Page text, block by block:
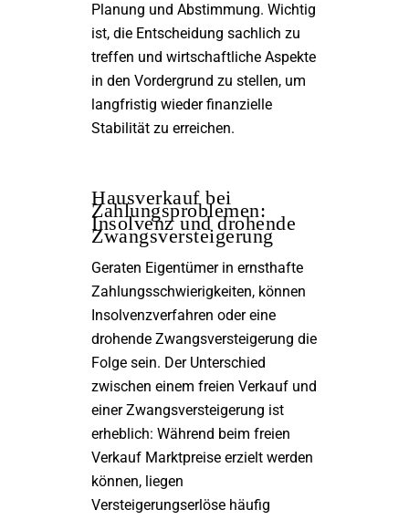
Planung und Abstimmung. Wichtig
ist, die Entscheidung sachlich zu
treffen und wirtschaftliche Aspekte
in den Vordergrund zu stellen, um
langfristig wieder finanzielle
Stabilität zu erreichen.
Hausverkauf bei
Zahlungsproblemen:
Insolvenz und drohende
Zwangsversteigerung
Geraten Eigentümer in ernsthafte
Zahlungsschwierigkeiten, können
Insolvenzverfahren oder eine
drohende Zwangsversteigerung die
Folge sein. Der Unterschied
zwischen einem freien Verkauf und
einer Zwangsversteigerung ist
erheblich: Während beim freien
Verkauf Marktpreise erzielt werden
können, liegen
Versteigerungserlöse häufig